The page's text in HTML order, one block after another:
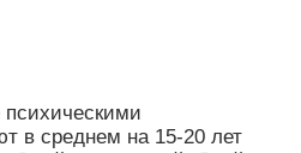
в среднем на 15-20 лет